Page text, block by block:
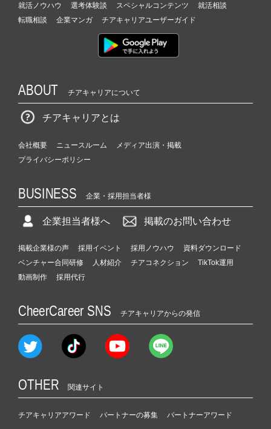
就活ノウハウ 選考体験談 スペシャルコンテンツ
就活相談
転職相談
企業マンガ チアキャリアユーザーガイド
ABOUT チアキャリアについて
チアキャリアとは
会社概要 ニュースルーム
メディア出演・掲載
プライバシーポリシー
BUSINESS 企業・採用担当者様
企業担当者様へ 掲載のお問い合わせ
掲載企業様の声 採用イベント 採用ノウハウ
資料ダウンロード
ベンチャー合同研修
人材紹介 チアコネクション
TikTok運用
動画制作
採用代行
CheerCareer SNS チアキャリアからの発信
OTHER 関連サイト
チアキャリアアワード パートナーの募集 パートナーアワード